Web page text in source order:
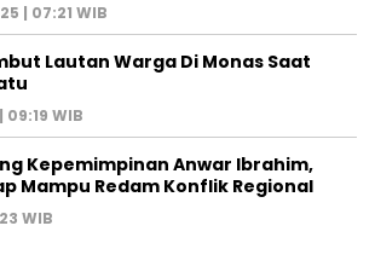
| 07:21 WIB
Lautan Warga Di Monas Saat
WIB
Kepemimpinan Anwar Ibrahim,
Mampu Redam Konflik Regional
WIB